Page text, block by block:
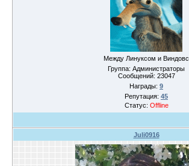
Между Линуксом и Виндовс
Группа: Администраторы
Сообщений: 23047
Награды: 9
Репутация: 45
Статус: Offline
Juli0916